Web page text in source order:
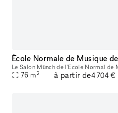
76 m2 à partir de4 704 €